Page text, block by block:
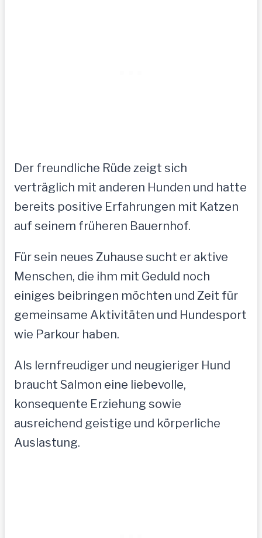
Der freundliche Rüde zeigt sich
verträglich mit anderen Hunden und hatte
bereits positive Erfahrungen mit Katzen
auf seinem früheren Bauernhof.
Für sein neues Zuhause sucht er aktive
Menschen, die ihm mit Geduld noch
einiges beibringen möchten und Zeit für
gemeinsame Aktivitäten und Hundesport
wie Parkour haben.
Als lernfreudiger und neugieriger Hund
braucht Salmon eine liebevolle,
konsequente Erziehung sowie
ausreichend geistige und körperliche
Auslastung.